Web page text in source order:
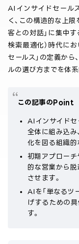
AIインサイドセール
く、この構造的な上
客との対話」に集中
検索最適化）時代に
セールス」の定義から
ルの選び方までを体系
この記事のPoint
AIインサイドセ
全体に組み込み
化を図る組織的
初期アプローチ
的な営業から脱
させます。
AIを「単なるツ
げするための
す。